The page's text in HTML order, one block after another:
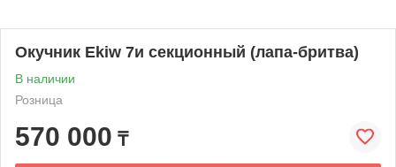
Окучник Ekiw 7и секционный (лапа-бритва)
В наличии
Розница
570 000 ₸